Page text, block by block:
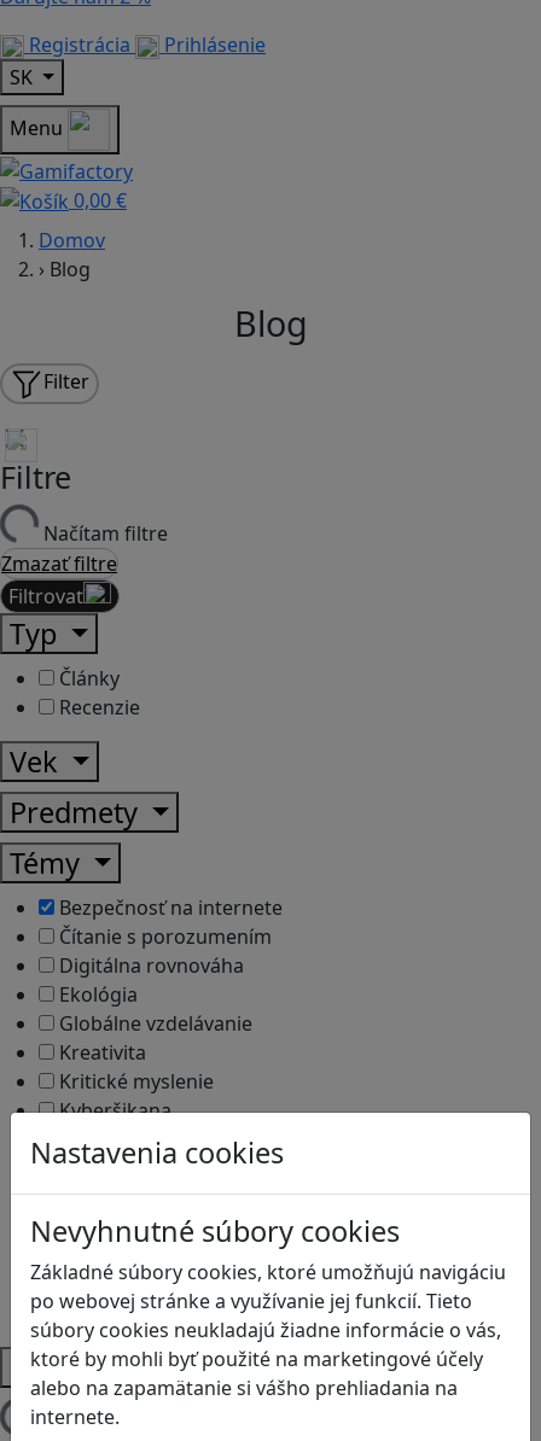
Registrácia
Prihlásenie
SK
Menu
0,00 €
Nastavenia cookies
Nevyhnutné súbory cookies
Základné súbory cookies, ktoré umožňujú navigáciu
po webovej stránke a využívanie jej funkcií. Tieto
súbory cookies neukladajú žiadne informácie o vás,
ktoré by mohli byť použité na marketingové účely
alebo na zapamätanie si vášho prehliadania na
internete.
Domov
› Blog
Blog
Filter
Filtre
Načítam filtre
Zmazať filtre
Filtrovať
Typ
Články
Recenzie
Vek
Predmety
Témy
Bezpečnosť na internete
Čítanie s porozumením
Digitálna rovnováha
Ekológia
Globálne vzdelávanie
Kreativita
Kritické myslenie
Kyberšikana
Logické myslenie
Ľudské práva a tolerancia
Motorika a koncentrácia
Programovanie/Technika
Sociálne zručnosti a kooperácia
Strategické myslenie
Zdravie a pohyb
Platformy
Načítam blogy